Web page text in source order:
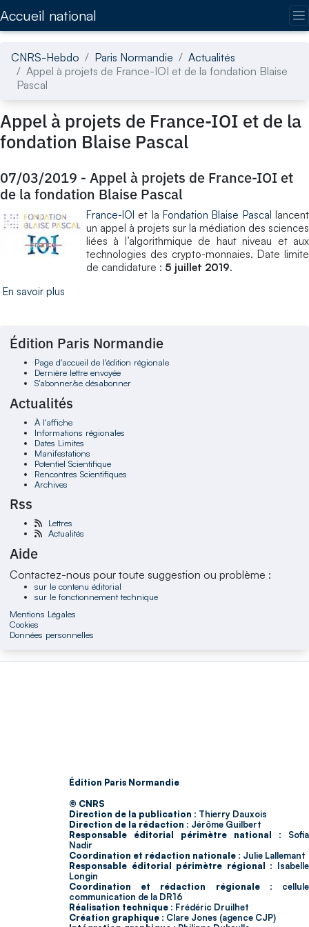
Accueil national
CNRS-Hebdo Paris Normandie
Actualités
Appel à projets de France-IOI et de la fondation Blaise
Pascal
Appel à projets de France-IOI et de la
fondation Blaise Pascal
07/03/2019 - Appel à projets de France-IOI et
de la fondation Blaise Pascal
France-IOI et la Fondation Blaise Pascal lancent
un appel à projets sur la médiation des sciences
liées à l’algorithmique de haut niveau et aux
technologies des crypto-monnaies. Date limite
de candidature : 5 juillet 2019.
En savoir plus
Édition Paris Normandie
Page d'accueil de l'édition régionale
Dernière lettre envoyée
S'abonner/se désabonner
Actualités
À l'affiche
Informations régionales
Dates Limites
Manifestations
Potentiel Scientifique
Rencontres Scientifiques
Archives
Rss
Lettres
Actualités
Aide
Contactez-nous pour toute suggestion ou problème :
sur le contenu éditorial
sur le fonctionnement technique
Mentions Légales
Cookies
Données personnelles
Édition Paris Normandie
© CNRS
Direction de la publication : Thierry Dauxois
Direction de la rédaction : Jérôme Guilbert
Responsable éditorial périmètre national : Sofia
Nadir
Coordination et rédaction nationale : Julie Lallemant
Responsable éditorial périmètre régional : Isabelle
Longin
Coordination et rédaction régionale : cellule
communication de la DR16
Réalisation technique : Frédéric Druilhet
Création graphique : Clare Jones (agence CJP)